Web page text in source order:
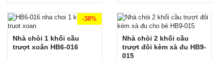
-38%
Nhà chòi 1 khối cầu
trượt xoắn HB6-016
Nhà chòi 2 khối cầu
trượt đôi kèm xà đu HB9-
015